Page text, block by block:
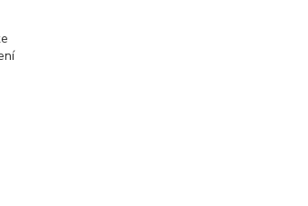
info@elogos.cz